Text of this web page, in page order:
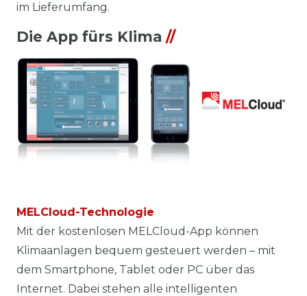
im Lieferumfang.
Die App fürs Klima //
MELCloud-Technologie
Mit der kostenlosen MELCloud-App können
Klimaanlagen bequem gesteuert werden – mit
dem Smartphone, Tablet oder PC über das
Internet. Dabei stehen alle intelligenten